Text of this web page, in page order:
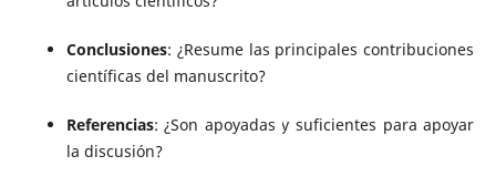
Conclusiones: ¿Resume las principales contribuciones
científicas del manuscrito?
Referencias: ¿Son apoyadas y suficientes para apoyar
la discusión?